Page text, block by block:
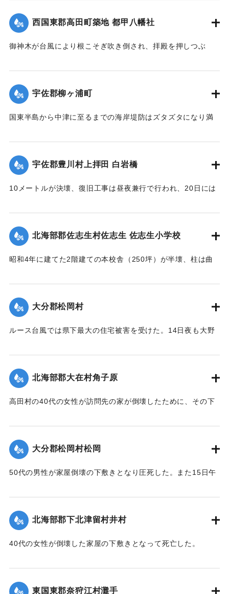
牛淵橋由来
此橋ノ下流約四丁許ノ䖏ニ梁瀬ノ渡リガアル古来土橋ヲ架ケ
以
ト
モナレバ一掃ノ災禍ヲ受ケ人馬共ニ徒渉ノ難渋ヲ喫スルコト
幾
ル
私財ヲ醵出位置ヲ再ビ此䖏ニ擇ビ石橋ヲ架設永遠ノ計ヲ為シ
稍
々安堵セルモ去昭和二十六年ノルース台風ノ際一瞬ニシテ流
途ノ光明ハ完全ニ消滅シテ仕舞タノテアル 時ノ両川村長権
保馬氏ト両川村議會長安部邦夫氏ノ聡明ト侠氣トハ快ク地元
数
十万圓ノ巨費ヲ投ジ着工数ヶ月ニシテ縣北屈指ノ雄大堅牢ヲ
挺
身的協力トハ其効績實ニ著大ナモノガアル 僅々五十戸ニ過
ギ
設
サレタ事ハ時代文化ノ餘澤トハ言ヘ實ニ一世ノ奇蹟トシテ交
通
昭和三十一年九月仲秋 院内村 教育委員會
※碑文の画像（2枚目）・翻刻は「デジタル拓本」による。
｜固有コード:
｜固有コード: 005200122
西国東郡高田町築地 都甲八幡社
御神木が台風により根こそぎ吹き倒され、拝殿を押しつぶ
｜固有コード:
宇佐郡柳ヶ浦町
国東半島から中津に至るまでの海岸堤防はズタズタになり満
5か所、計750メートル、中堤防18か所、約450メートルが決
壊した。この場所は海岸堤防からは海水、中堤防からは駅館
川の水が流入し農家の人を悩ませた。16日には農家でない人
宇佐郡豊川村上拝田 白岩橋
10メートルが決壊、復旧工事は昼夜兼行で行われ、20日には
｜固有コード:
北海部郡佐志生村佐志生 佐志生小学校
昭和4年に建てた2階建ての本校舎（250坪）が半壊、柱は曲
全部使用不能に陥り、420名の生徒は教室を失ってしまった。
緊急臨時村議会の結果、割合損害の少ない2階建ての講堂兼教
室に1年2学級と6年2学級を収容、他の8学級300名を桑原、目
したが生徒が多数のため机を入れることもできず、板の間に
｜固有コード:
大分郡松岡村
ルース台風では県下最大の住宅被害を受けた。14日夜も大野
れ被害のひどかった松岡、菰田集落ではわずか9戸のうち住宅
2戸、非住家5戸、死者1人を出した。そのほか建物の全半壊は
310棟を数えた。
【出典：大分合同新聞 1951年10月22日朝刊1面】
北海部郡大在村角子原
高田村の40代の女性が訪問先の家が倒壊したために、その下
｜固有コード:
大分郡松岡村松岡
50代の男性が家屋倒壊の下敷きとなり圧死した。また15日午
防署の調べによると損害17万円。
【出典：大分合同新聞 1951年10月18日朝刊2面】
｜固有コード: 005200115
北海部郡下北津留村井村
40代の女性が倒壊した家屋の下敷きとなって死亡した。
｜固有コード: 005200116
東国東郡奈狩江村灘手